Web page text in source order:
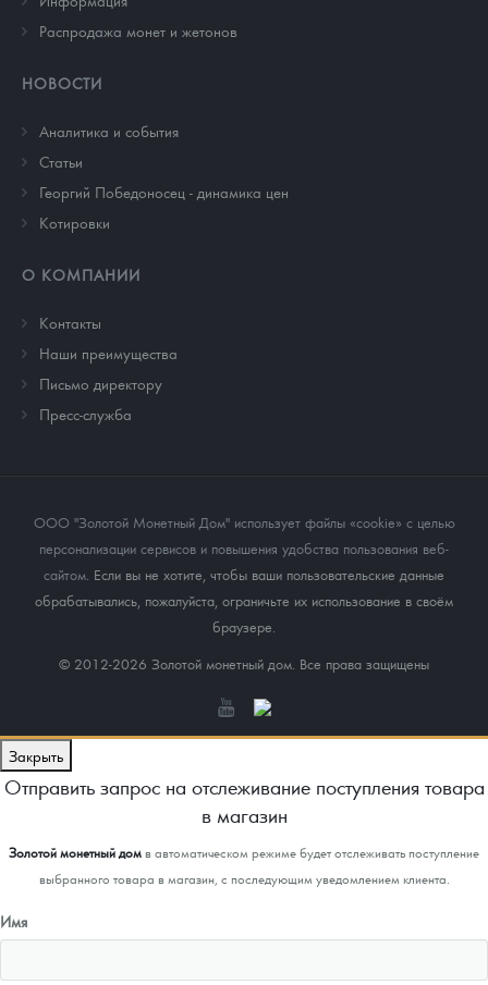
Распродажа монет и жетонов
НОВОСТИ
Аналитика и события
Cтатьи
Георгий Победоносец - динамика цен
Котировки
О КОМПАНИИ
Контакты
Наши преимущества
Письмо директору
Пресс-служба
ООО "Золотой Монетный Дом" использует файлы «cookie» с целью
персонализации сервисов и повышения удобства пользования веб-
сайтом. Если вы не хотите, чтобы ваши пользовательские данные
обрабатывались, пожалуйста, ограничьте их использование в своём
браузере.
© 2012-2026 Золотой монетный дом. Все права защищены
Закрыть
Отправить запрос на отслеживание поступления товара
в магазин
Золотой монетный домв автоматическом режиме будет отслеживать поступление
выбранного товара в магазин, с последующим уведомлением клиента.
Имя